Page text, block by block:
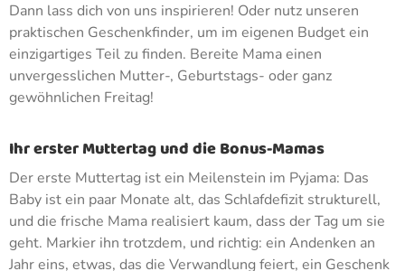
Dann lass dich von uns inspirieren! Oder nutz unseren
praktischen Geschenkfinder, um im eigenen Budget ein
einzigartiges Teil zu finden. Bereite Mama einen
unvergesslichen Mutter-, Geburtstags- oder ganz
gewöhnlichen Freitag!
Ihr erster Muttertag und die Bonus-Mamas
Der erste Muttertag ist ein Meilenstein im Pyjama: Das
Baby ist ein paar Monate alt, das Schlafdefizit strukturell,
und die frische Mama realisiert kaum, dass der Tag um sie
geht. Markier ihn trotzdem, und richtig: ein Andenken an
Jahr eins, etwas, das die Verwandlung feiert, ein Geschenk